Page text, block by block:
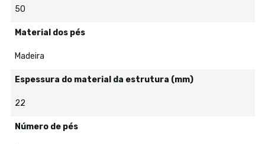
50
Material dos pés
Madeira
Espessura do material da estrutura (mm)
22
Número de pés